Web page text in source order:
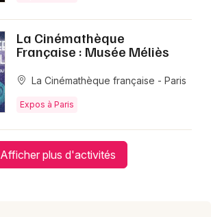
La Cinémathèque
Française : Musée Méliès
La Cinémathèque française - Paris
Expos à Paris
Afficher plus d'activités